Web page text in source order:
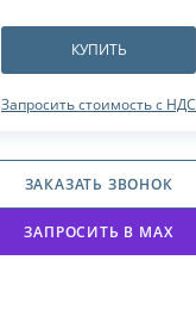
КУПИТЬ
Запросить стоимость с НДС
ЗАКАЗАТЬ ЗВОНОК
ЗАПРОСИТЬ В МАХ